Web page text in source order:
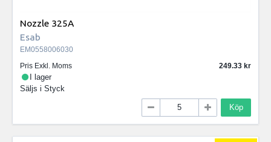
Nozzle 325A
Esab
EM0558006030
Pris Exkl. Moms
249.33
I lager
Säljs i Styck
Köp